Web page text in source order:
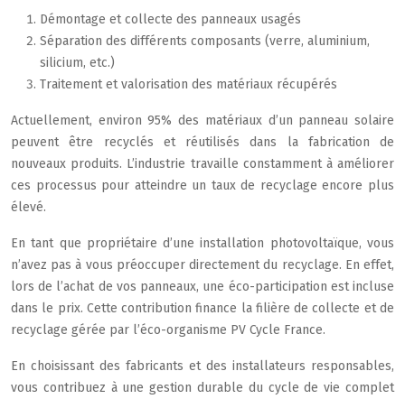
Démontage et collecte des panneaux usagés
Séparation des différents composants (verre, aluminium,
silicium, etc.)
Traitement et valorisation des matériaux récupérés
Actuellement, environ 95% des matériaux d’un panneau solaire
peuvent être recyclés et réutilisés dans la fabrication de
nouveaux produits. L’industrie travaille constamment à améliorer
ces processus pour atteindre un taux de recyclage encore plus
élevé.
En tant que propriétaire d’une installation photovoltaïque, vous
n’avez pas à vous préoccuper directement du recyclage. En effet,
lors de l’achat de vos panneaux, une éco-participation est incluse
dans le prix. Cette contribution finance la filière de collecte et de
recyclage gérée par l’éco-organisme PV Cycle France.
En choisissant des fabricants et des installateurs responsables,
vous contribuez à une gestion durable du cycle de vie complet